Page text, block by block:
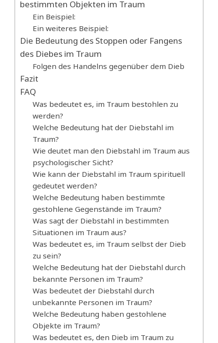
bestimmten Objekten im Traum
Ein Beispiel:
Ein weiteres Beispiel:
Die Bedeutung des Stoppen oder Fangens
des Diebes im Traum
Folgen des Handelns gegenüber dem Dieb
Fazit
FAQ
Was bedeutet es, im Traum bestohlen zu
werden?
Welche Bedeutung hat der Diebstahl im
Traum?
Wie deutet man den Diebstahl im Traum aus
psychologischer Sicht?
Wie kann der Diebstahl im Traum spirituell
gedeutet werden?
Welche Bedeutung haben bestimmte
gestohlene Gegenstände im Traum?
Was sagt der Diebstahl in bestimmten
Situationen im Traum aus?
Was bedeutet es, im Traum selbst der Dieb
zu sein?
Welche Bedeutung hat der Diebstahl durch
bekannte Personen im Traum?
Was bedeutet der Diebstahl durch
unbekannte Personen im Traum?
Welche Bedeutung haben gestohlene
Objekte im Traum?
Was bedeutet es, den Dieb im Traum zu